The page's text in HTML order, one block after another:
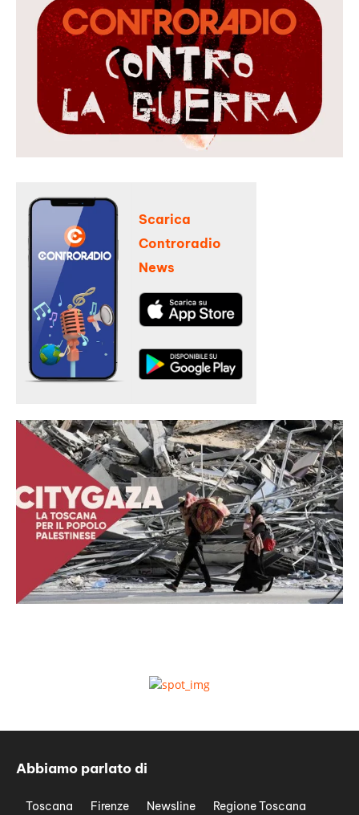
Scarica
Controradio
News
Abbiamo parlato di
Toscana Firenze Newsline
Regione Toscana